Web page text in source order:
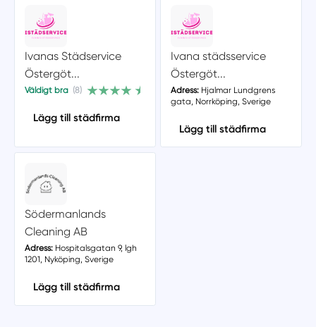
Ivanas Städservice
Östergöt...
Väldigt bra (8)
Lägg till städfirma
Ivana städsservice
Östergöt...
Adress:Hjalmar Lundgrens
gata, Norrköping, Sverige
Lägg till städfirma
Södermanlands
Cleaning AB
Adress:Hospitalsgatan 9, lgh
1201, Nyköping, Sverige
Lägg till städfirma